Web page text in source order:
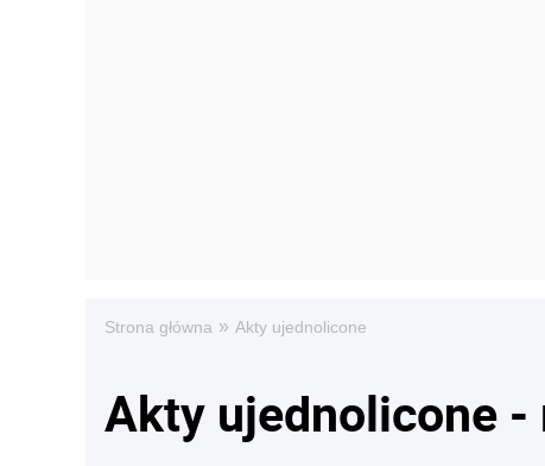
Strona główna » Akty ujednolicone
Akty ujednolicone -